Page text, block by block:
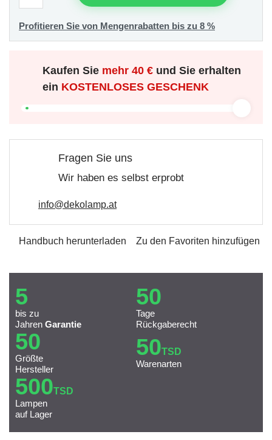
Profitieren Sie von Mengenrabatten bis zu 8 %
Kaufen Sie mehr40 €und Sie erhalten
ein KOSTENLOSES GESCHENK
Fragen Sie uns
Wir haben es selbst erprobt
info@dekolamp.at
Handbuch herunterladen Zu den Favoriten hinzufügen
5
bis zu
Jahren Garantie
50
Tage
Rückgaberecht
50
Größte
Hersteller
50TSD
Warenarten
500TSD
Lampen
auf Lager